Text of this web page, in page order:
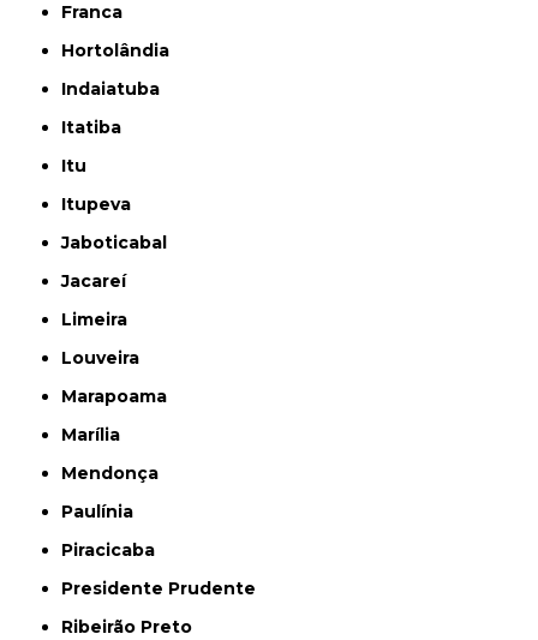
Franca
Hortolândia
Indaiatuba
Itatiba
Itu
Itupeva
Jaboticabal
Jacareí
Limeira
Louveira
Marapoama
Marília
Mendonça
Paulínia
Piracicaba
Presidente Prudente
Ribeirão Preto